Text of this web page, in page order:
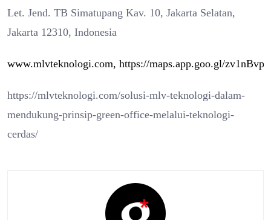
Let. Jend. TB Simatupang Kav. 10, Jakarta Selatan,
Jakarta 12310, Indonesia
www.mlvteknologi.com, https://maps.app.goo.gl/
https://mlvteknologi.com/solusi-mlv-teknologi-dalam-
mendukung-prinsip-green-office-melalui-teknologi-
cerdas/